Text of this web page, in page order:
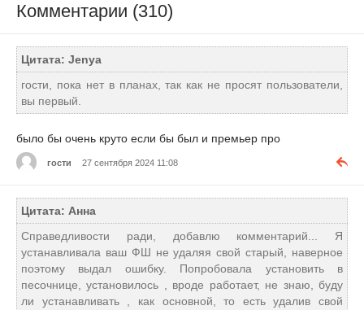
Комментарии (310)
Цитата: Jenya
гости, пока нет в планах, так как не просят пользователи,
вы первый.
было бы очень круто если бы был и премьер про
гости 27 сентября 2024 11:08
Цитата: Анна
Справедливости ради, добавлю комментарий... Я
устанавливала ваш ФШ не удаляя свой старый, наверное
поэтому выдал ошибку. Попробовала установить в
песочнице, установилось , вроде работает, не знаю, буду
ли устанавливать , как основной, то есть удалив свой